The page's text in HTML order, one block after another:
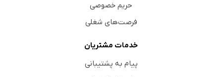
حریم خصوصی
فرصت‌های شغلی
خدمات مشتریان
پیام به پشتیبانی